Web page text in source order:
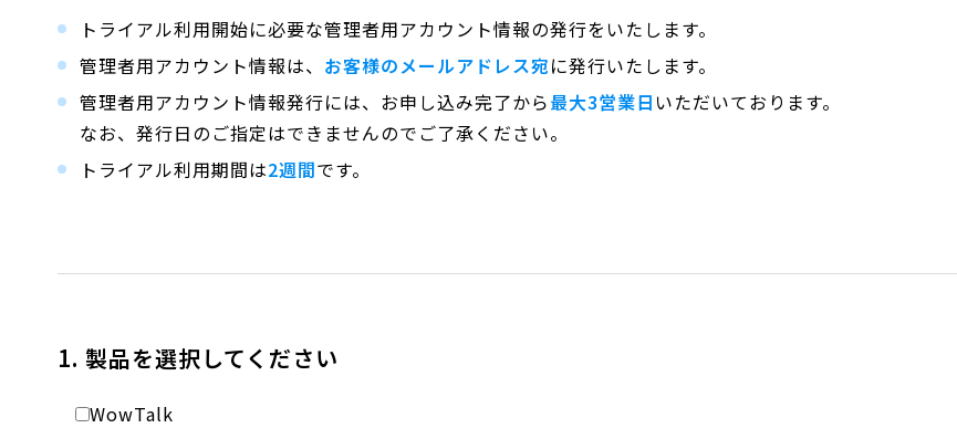
トライアル利用開始に必要な管理者用アカウント情報の発行をいたします。
管理者用アカウント情報は、 お客様のメールアドレス宛に発行いたします。
管理者用アカウント情報発行には、お申し込み完了から最大3営業日 いただいております。
なお、発行日のご指定はできませんのでご了承ください。
トライアル利用期間は2週間です。
1. 製品を選択してください
WowTalk